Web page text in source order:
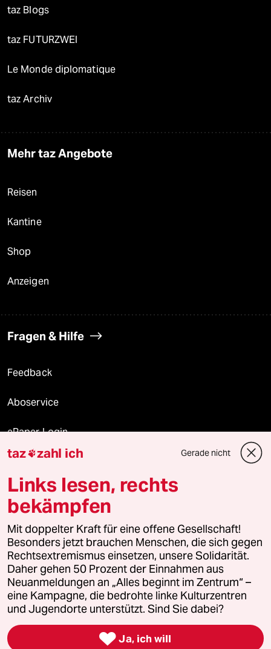
taz Blogs
taz FUTURZWEI
Le Monde diplomatique
taz Archiv
Mehr taz Angebote
Reisen
Kantine
Shop
Anzeigen
Fragen & Hilfe
Feedback
Aboservice
ePaper Login
Downloads für Abonnierende
© 2026 taz Verlags und Vertriebs GmbH
Alle Rechte vorbehalten. Bei rechtlichen Fragen oder für Genehmigungen
wenden Sie sich bitte an
lizenzen@taz.de
Feedback Redaktionsstatut Kommune-Richtlinien
Leitlinie Informant Datenschutz Impressum AGB
Seitenwende Einwilligungen widerrufen (Ads)
taz zahl ich Gerade nicht
Links lesen, rechts
bekämpfen
Mit doppelter Kraft für eine offene Gesellschaft!
Besonders jetzt brauchen Menschen, die sich gegen
Rechtsextremismus einsetzen, unsere Solidarität.
Daher gehen 50 Prozent der Einnahmen aus
Neuanmeldungen an „Alles beginnt im Zentrum“ –
eine Kampagne, die bedrohte linke Kulturzentren
und Jugendorte unterstützt. Sind Sie dabei?
 Ja, ich will